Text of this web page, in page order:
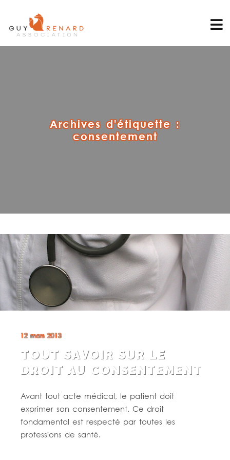
Archives d'étiquette :
consentement
12 mars 2013
TOUT SAVOIR SUR LE
DROIT AU CONSENTEMENT
Avant tout acte médical, le patient doit
exprimer son consentement. Ce droit
fondamental est respecté par toutes les
professions de santé.